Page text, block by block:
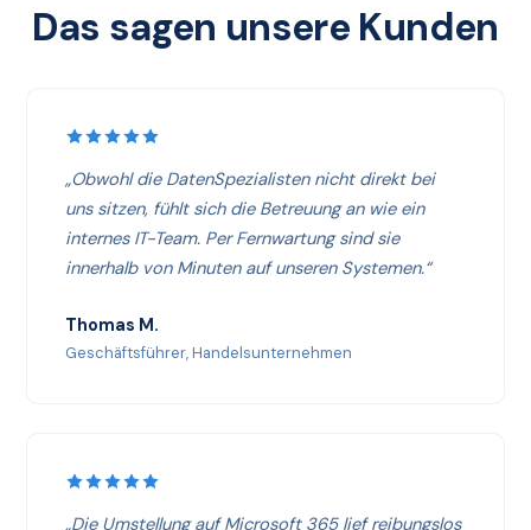
Das sagen unsere Kunden
„Obwohl die DatenSpezialisten nicht direkt bei
uns sitzen, fühlt sich die Betreuung an wie ein
internes IT-Team. Per Fernwartung sind sie
innerhalb von Minuten auf unseren Systemen.“
Thomas M.
Geschäftsführer, Handelsunternehmen
„Die Umstellung auf Microsoft 365 lief reibungslos